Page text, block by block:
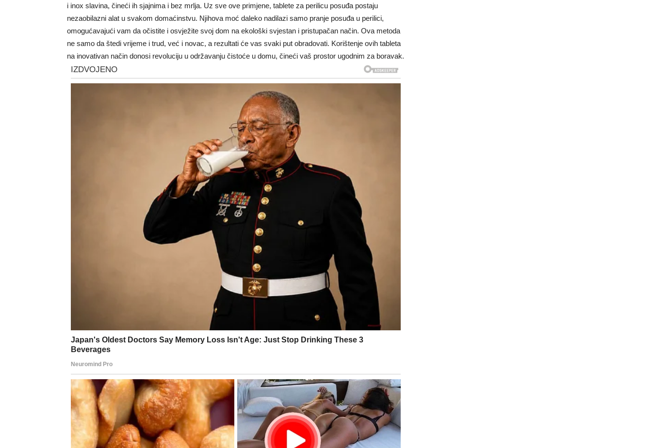
i inox slavina, čineći ih sjajnima i bez mrlja. Uz sve ove primjene, tablete za perilicu posuđa postaju
nezaobilazni alat u svakom domaćinstvu. Njihova moć daleko nadilazi samo pranje posuđa u perilici,
omogućavajući vam da očistite i osvježite svoj dom na ekološki svjestan i pristupačan način. Ova metoda
ne samo da štedi vrijeme i trud, već i novac, a rezultati će vas svaki put obradovati. Korištenje ovih tableta
na inovativan način donosi revoluciju u održavanju čistoće u domu, čineći vaš prostor ugodnim za boravak.